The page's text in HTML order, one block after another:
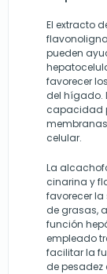
El extracto
pueden
favorecer
del hígado.
capacidad
celular.
La
cinarina y
favorecer la
de grasas,
función
empleado
facilitar la
de